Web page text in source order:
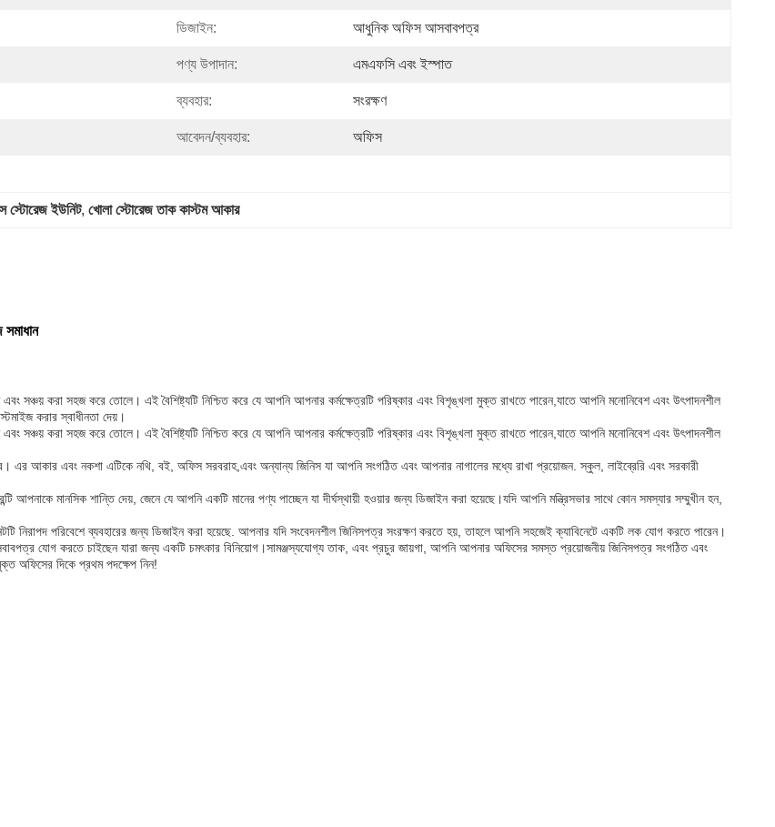
ডিজাইন: আধুনিক অফিস আসবাবপত্র
পণ্য উপাদান: এমএফসি এবং ইস্পাত
ব্যবহার: সংরক্ষণ
আবেদন/ব্যবহার: অফিস
স্টোরেজ ইউনিট, খোলা স্টোরেজ তাক কাস্টম আকার
সঞ্চয় করা সহজ করে তোলে। এই বৈশিষ্ট্যটি নিশ্চিত করে যে আপনি আপনার কর্মক্ষেত্রটি পরিষ্কার এবং বিশৃঙ্খলা মুক্ত রাখতে পারেন,যাতে আপনি মনোনিবেশ এবং উৎপাদনশীল
করার স্বাধীনতা দেয়।
সঞ্চয় করা সহজ করে তোলে। এই বৈশিষ্ট্যটি নিশ্চিত করে যে আপনি আপনার কর্মক্ষেত্রটি পরিষ্কার এবং বিশৃঙ্খলা মুক্ত রাখতে পারেন,যাতে আপনি মনোনিবেশ এবং উৎপাদনশীল
আকার এবং নকশা এটিকে নথি, বই, অফিস সরবরাহ,এবং অন্যান্য জিনিস যা আপনি সংগঠিত এবং আপনার নাগালের মধ্যে রাখা প্রয়োজন. স্কুল, লাইব্রেরি এবং সরকারী
আপনাকে মানসিক শান্তি দেয়, জেনে যে আপনি একটি মানের পণ্য পাচ্ছেন যা দীর্ঘস্থায়ী হওয়ার জন্য ডিজাইন করা হয়েছে।যদি আপনি মন্ত্রিসভার সাথে কোন সমস্যার সম্মুখীন হন,
নিরাপদ পরিবেশে ব্যবহারের জন্য ডিজাইন করা হয়েছে. আপনার যদি সংবেদনশীল জিনিসপত্র সংরক্ষণ করতে হয়, তাহলে আপনি সহজেই ক্যাবিনেটে একটি লক যোগ করতে পারেন।
যোগ করতে চাইছেন যারা জন্য একটি চমৎকার বিনিয়োগ।সামঞ্জস্যযোগ্য তাক, এবং প্রচুর জায়গা, আপনি আপনার অফিসের সমস্ত প্রয়োজনীয় জিনিসপত্র সংগঠিত এবং
অফিসের দিকে প্রথম পদক্ষেপ নিন!